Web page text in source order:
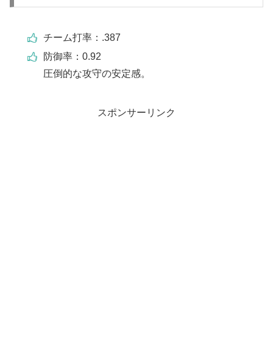
チーム打率：.387
防御率：0.92
圧倒的な攻守の安定感。
スポンサーリンク